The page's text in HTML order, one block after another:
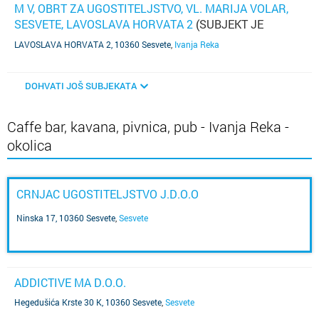
M V, OBRT ZA UGOSTITELJSTVO, VL. MARIJA VOLAR,
SESVETE, LAVOSLAVA HORVATA 2 (SUBJEKT JE
UGAŠEN)
LAVOSLAVA HORVATA 2, 10360 Sesvete Ivanja Reka
DOHVATI JOŠ SUBJEKATA
Caffe bar, kavana, pivnica, pub - Ivanja Reka -
okolica
CRNJAC UGOSTITELJSTVO J.D.O.O
Ninska 17, 10360 Sesvete Sesvete
ADDICTIVE MA D.O.O.
Hegedušića Krste 30 K, 10360 Sesvete Sesvete